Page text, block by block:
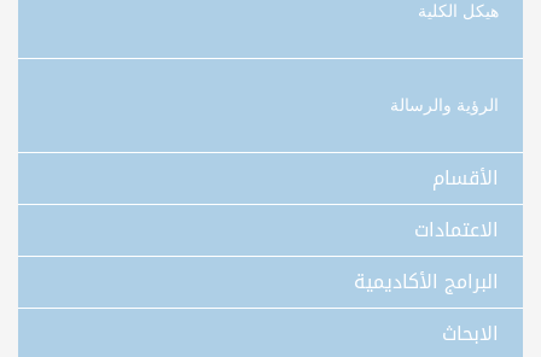
هيكل الكلية
الرؤية والرسالة
الأقسام
الاعتمادات
البرامج الأكاديمية
الابحاث